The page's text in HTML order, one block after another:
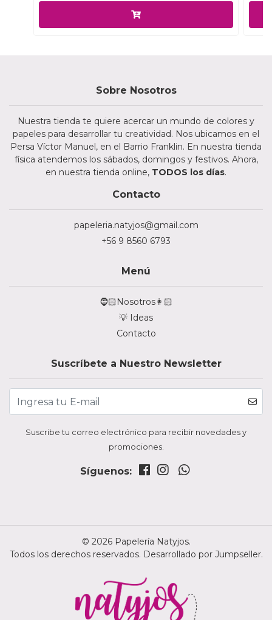
Sobre Nosotros
Nuestra tienda te quiere acercar un mundo de colores y
papeles para desarrollar tu creatividad. Nos ubicamos en el
Persa Víctor Manuel, en el Barrio Franklin. En nuestra tienda
física atendemos los sábados, domingos y festivos. Ahora,
en nuestra tienda online, TODOS los días.
Contacto
papeleria.natyjos@gmail.com
+56 9 8560 6793
Menú
🧔🏻Nosotros👩🏻
💡 Ideas
Contacto
Suscríbete a Nuestro Newsletter
Suscribe tu correo electrónico para recibir novedades y
promociones.
Síguenos:
© 2026 Papelería Natyjos.
Todos los derechos reservados. Desarrollado por Jumpseller.